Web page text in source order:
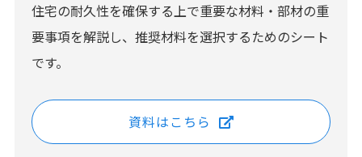
住宅の耐久性を確保する上で重要な材料・部材の重
要事項を解説し、推奨材料を選択するためのシート
です。
資料はこちら